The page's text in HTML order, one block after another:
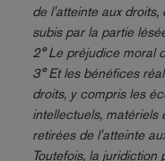
de l'atteinte aux
subis par la partie
2° Le préjudice moral
3° Et les bénéfices
droits, y compris les
intellectuels,
retirées de l'atteinte
Toutefois, la juridiction